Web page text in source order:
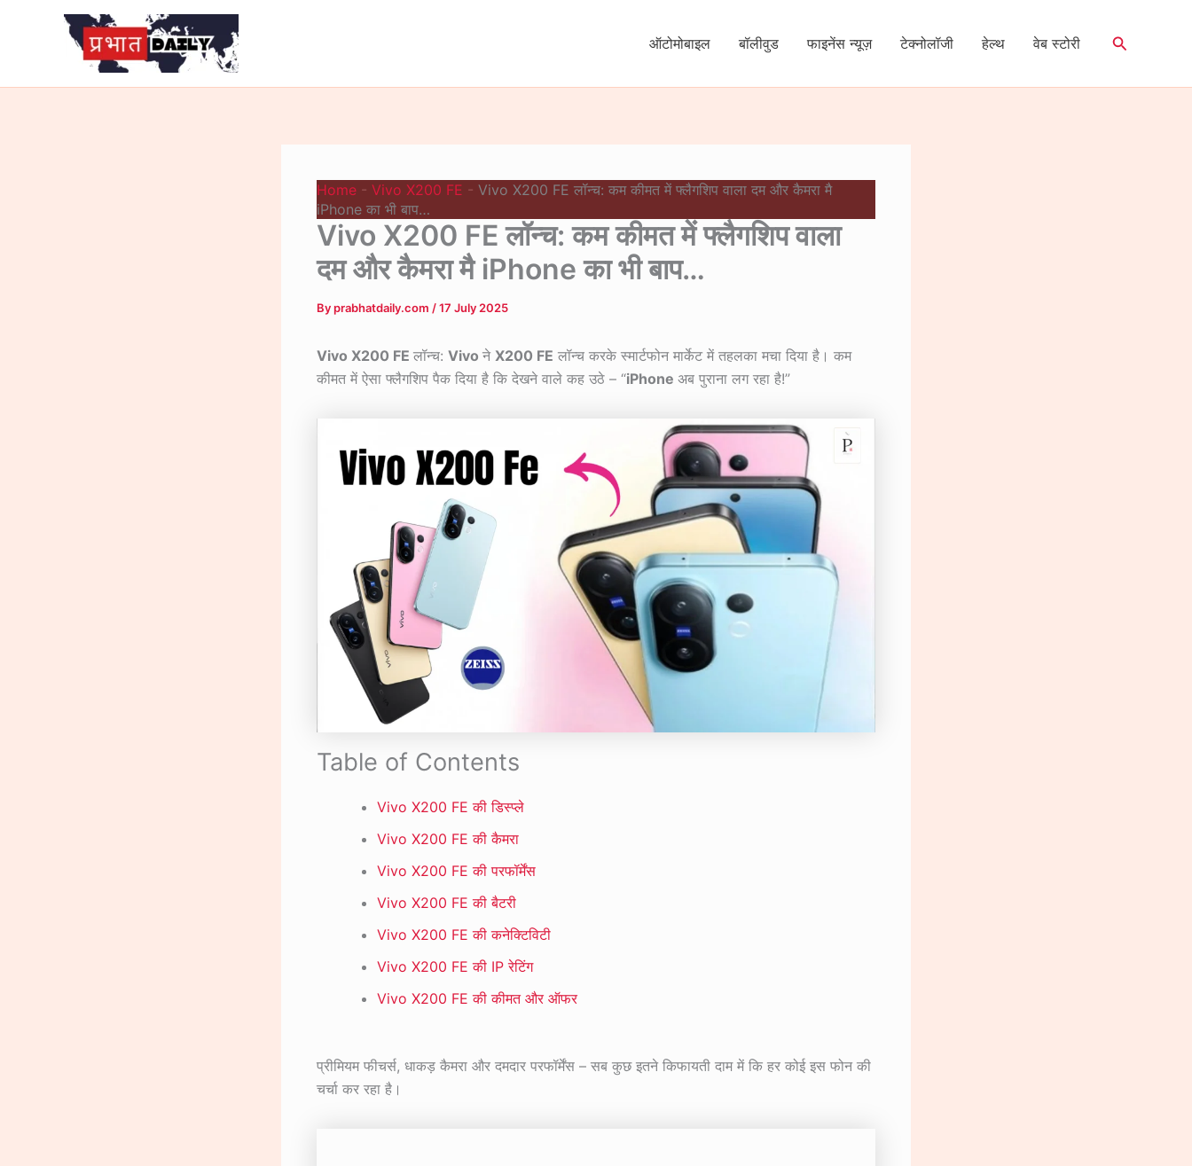
ऑटोमोबाइल बॉलीवुड फाइनेंस न्यूज़ टेक्नोलॉजी हेल्थ वेब स्टोरी Search
Home - Vivo X200 FE - Vivo X200 FE लॉन्च: कम कीमत में फ्लैगशिप वाला दम और कैमरा मै
iPhone का भी बाप…
Vivo X200 FE लॉन्च: कम कीमत में फ्लैगशिप वाला
दम और कैमरा मै iPhone का भी बाप…
Byprabhatdaily.com /17 July 2025
Vivo X200 FE लॉन्च: Vivo ने X200 FE लॉन्च करके स्मार्टफोन मार्केट में तहलका मचा दिया है। कम
कीमत में ऐसा फ्लैगशिप पैक दिया है कि देखने वाले कह उठे – “iPhone अब पुराना लग रहा है!”
Table of Contents
Vivo X200 FE की डिस्प्ले
Vivo X200 FE की कैमरा
Vivo X200 FE की परफॉर्मेंस
Vivo X200 FE की बैटरी
Vivo X200 FE की कनेक्टिविटी
Vivo X200 FE की IP रेटिंग
Vivo X200 FE की कीमत और ऑफर
प्रीमियम फीचर्स, धाकड़ कैमरा और दमदार परफॉर्मेंस – सब कुछ इतने किफायती दाम में कि हर कोई इस फोन की
चर्चा कर रहा है।